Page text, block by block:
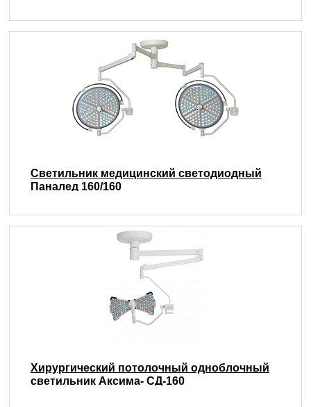
Светильник медицинский светодиодный
Паналед 160/160
Хирургический потолочный одноблочный
светильник Аксима- СД-160